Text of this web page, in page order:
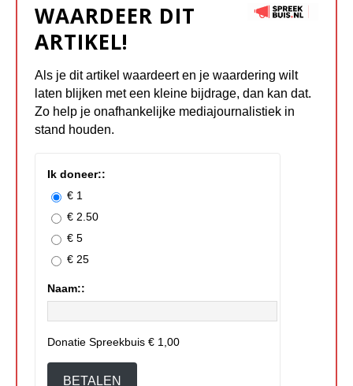
WAARDEER DIT
ARTIKEL!
Als je dit artikel waardeert en je waardering wilt
laten blijken met een kleine bijdrage, dan kan dat.
Zo help je onafhankelijke mediajournalistiek in
stand houden.
Ik doneer::
€ 1
€ 2.50
€ 5
€ 25
Naam::
Donatie Spreekbuis € 1,00
BETALEN